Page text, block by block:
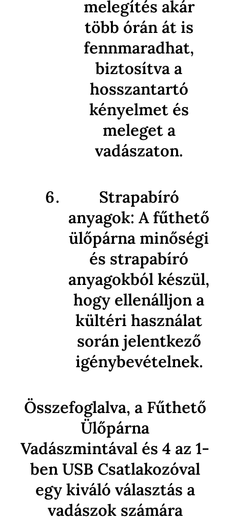
melegítés akár
több órán át is
fennmaradhat,
biztosítva a
hosszantartó
kényelmet és
meleget a
vadászaton.
Strapabíró
anyagok: A fűthető
ülőpárna minőségi
és strapabíró
anyagokból készül,
hogy ellenálljon a
kültéri használat
során jelentkező
igénybevételnek.
Összefoglalva, a Fűthető
Ülőpárna
Vadászmintával és 4 az 1-
ben USB Csatlakozóval
egy kiváló választás a
vadászok számára